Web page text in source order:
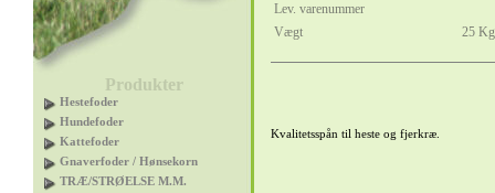
Produkter
Hestefoder
Hundefoder
Kattefoder
Gnaverfoder / Hønsekorn
TRÆ/STRØELSE M.M.
Lev. varenummer
Vægt
25
Kvalitetsspån til heste og fjerkræ.